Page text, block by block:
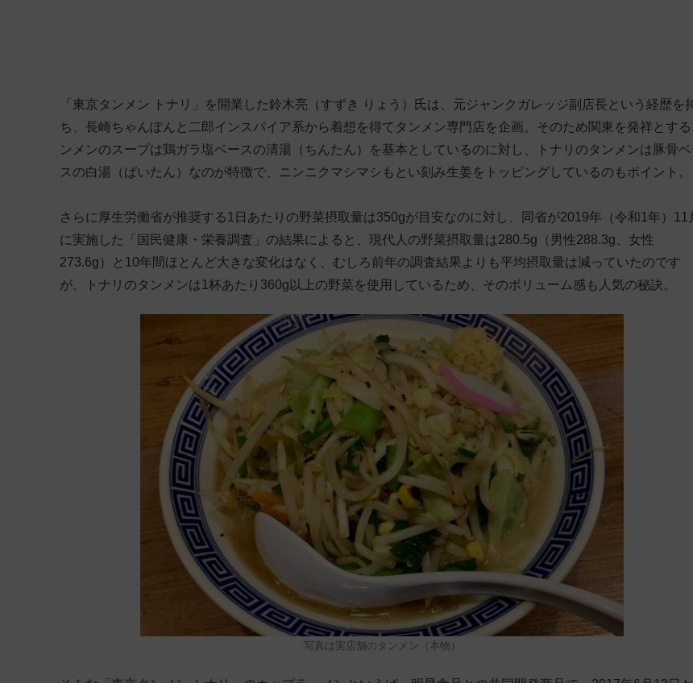
「東京タンメン トナリ」を開業した鈴木亮（すずき りょう）氏は、元ジャンクガレッジ副店長という経歴を
ち、長崎ちゃんぽんと二郎インスパイア系から着想を得てタンメン専門店を企画。そのため関東を発祥とする
ンメンのスープは鶏ガラ塩ベースの清湯（ちんたん）を基本としているのに対し、トナリのタンメンは豚骨ベ
スの白湯（ぱいたん）なのが特徴で、ニンニクマシマシもとい刻み生姜をトッピングしているのもポイント。
さらに厚生労働省が推奨する1日あたりの野菜摂取量は350gが目安なのに対し、同省が2019年（令和1年）11
に実施した「国民健康・栄養調査」の結果によると、現代人の野菜摂取量は280.5g（男性288.3g、女性
273.6g）と10年間ほとんど大きな変化はなく、むしろ前年の調査結果よりも平均摂取量は減っていたのです
が、トナリのタンメンは1杯あたり360g以上の野菜を使用しているため、そのボリューム感も人気の秘訣。
写真は実店舗のタンメン（本物）